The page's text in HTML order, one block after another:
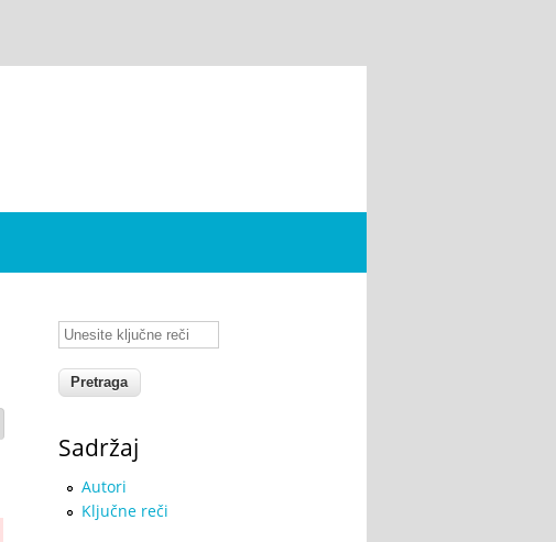
Unesite ključne reči
Sadržaj
Autori
Ključne reči